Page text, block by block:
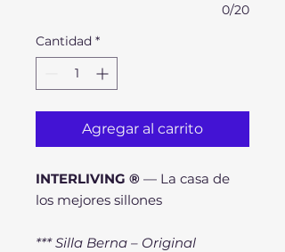
0/20
Cantidad *
Agregar al carrito
INTERLIVING ® — La casa de
los mejores sillones
*** Silla Berna – Original